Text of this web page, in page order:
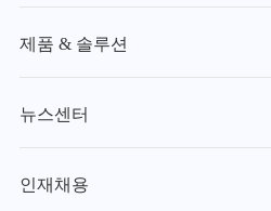
제품 & 솔루션
뉴스센터
인재채용